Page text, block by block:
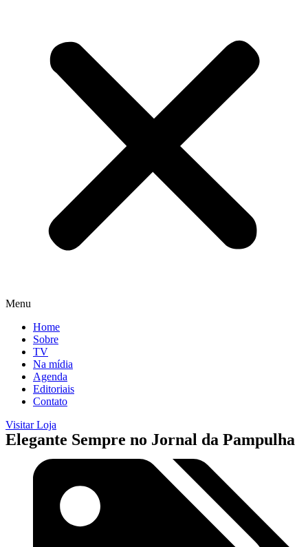
Menu
Home
Sobre
TV
Na mídia
Agenda
Editoriais
Contato
Visitar Loja
Elegante Sempre no Jornal da Pampulha